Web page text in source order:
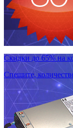
Скидки до 65% на
Спешите,